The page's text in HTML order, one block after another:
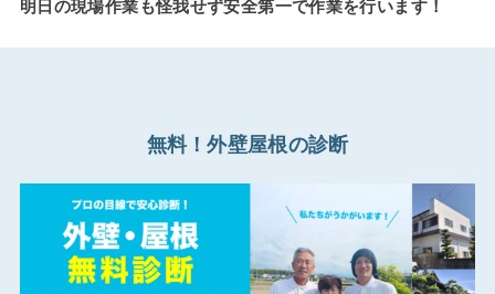
明日の現場作業も怪我せず安全第一で作業を行います！
無料！外壁屋根の診断